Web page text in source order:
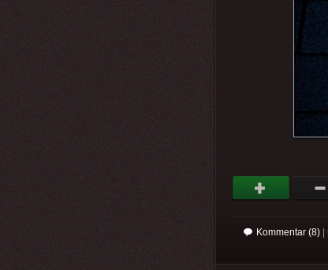
Kommentar (8)